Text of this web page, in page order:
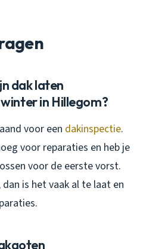
dak laten
in Hillegom?
voor een dakinspectie.
voor reparaties en heb je
voor de eerste vorst.
is het vaak al te laat en